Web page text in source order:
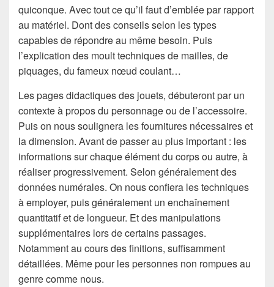
quiconque. Avec tout ce qu’il faut d’emblée par rapport
au matériel. Dont des conseils selon les types
capables de répondre au même besoin. Puis
l’explication des moult techniques de mailles, de
piquages, du fameux nœud coulant…
Les pages didactiques des jouets, débuteront par un
contexte à propos du personnage ou de l’accessoire.
Puis on nous soulignera les fournitures nécessaires et
la dimension. Avant de passer au plus important : les
informations sur chaque élément du corps ou autre, à
réaliser progressivement. Selon généralement des
données numérales. On nous confiera les techniques
à employer, puis généralement un enchaînement
quantitatif et de longueur. Et des manipulations
supplémentaires lors de certains passages.
Notamment au cours des finitions, suffisamment
détaillées. Même pour les personnes non rompues au
genre comme nous.